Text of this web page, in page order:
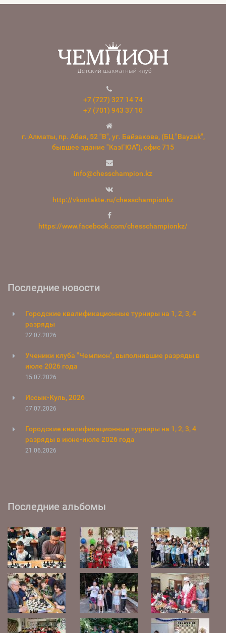
+7 (727) 327 14 74
+7 (701) 943 37 10
г. Алматы, пр. Абая, 52 "В", уг. Байзакова, (БЦ "Bayzak",
бывшее здание "КазГЮА"), офис 715
info@chesschampion.kz
http://vkontakte.ru/chesschampionkz
https://www.facebook.com/chesschampionkz/
Последние новости
Городские квалификационные турниры на 1, 2, 3, 4
разряды
22.07.2026
Ученики клуба "Чемпион", выполнившие разряды в
июле 2026 года
15.07.2026
Иссык-Куль, 2026
07.07.2026
Городские квалификационные турниры на 1, 2, 3, 4
разряды в июне-июле 2026 года
21.06.2026
Последние альбомы